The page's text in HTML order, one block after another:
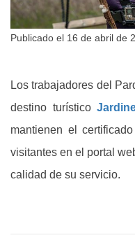
Publicado el 16 de abril de
Los trabajadores del
destino turístico
mantienen el
visitantes en el portal
calidad de su servicio.